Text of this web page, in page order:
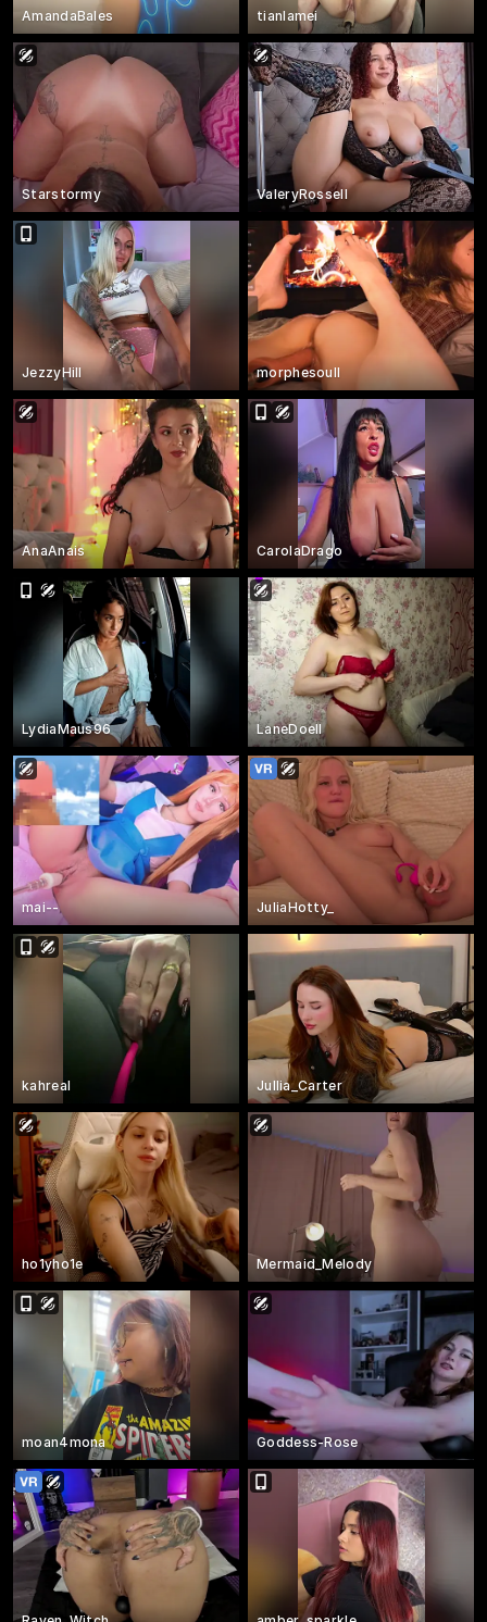
AmandaBales tianlamei
Starstormy ValeryRossell
JezzyHill morphesoull
AnaAnais CarolaDrago
LydiaMaus96 LaneDoell
mai-- JuliaHotty_
kahreal Jullia_Carter
ho1yho1e Mermaid_Melody
moan4mona Goddess-Rose